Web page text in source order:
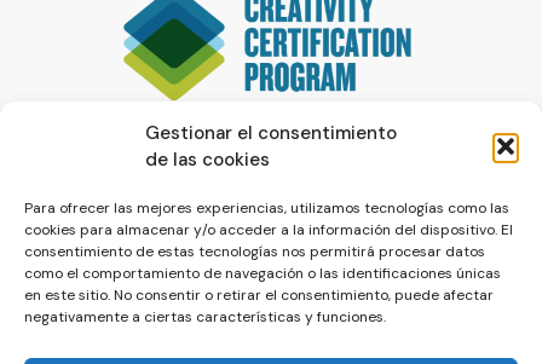
Gestionar el consentimiento
de las cookies
Para ofrecer las mejores experiencias, utilizamos tecnologías como las
cookies para almacenar y/o acceder a la información del dispositivo. El
consentimiento de estas tecnologías nos permitirá procesar datos
como el comportamiento de navegación o las identificaciones únicas
en este sitio. No consentir o retirar el consentimiento, puede afectar
negativamente a ciertas características y funciones.